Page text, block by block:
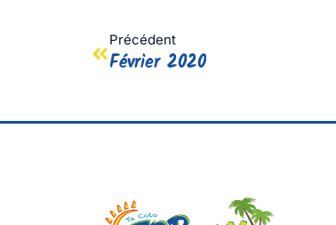
Précédent
Février 2020